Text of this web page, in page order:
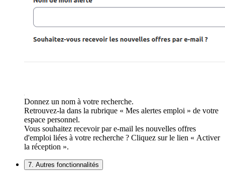
Donnez un nom à votre recherche.
Retrouvez-la dans la rubrique « Mes alertes emploi » de votre
espace personnel.
Vous souhaitez recevoir par e-mail les nouvelles offres
d'emploi liées à votre recherche ? Cliquez sur le lien « Activer
la réception ».
7. Autres fonctionnalités